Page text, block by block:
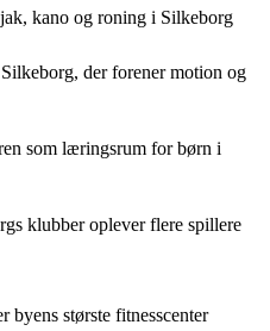
kano og roning i Silkeborg
der forener motion og
som læringsrum for børn i
klubber oplever flere spillere
største fitnesscenter